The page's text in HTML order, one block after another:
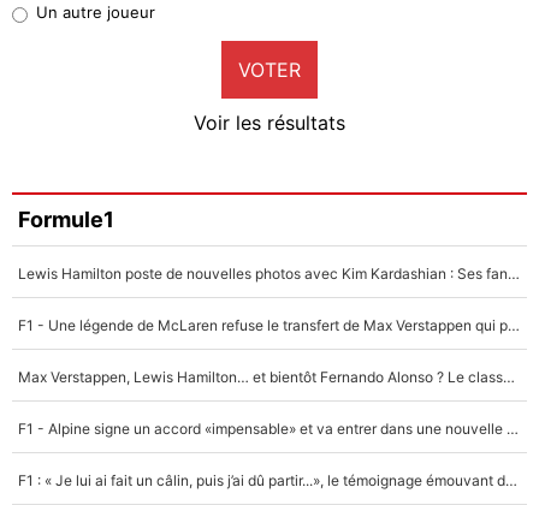
9%
Faris Moumbagna
4%
Un autre joueur
5%
Un autre joueur
VOTER
Voir les résultats
Formule1
Lewis Hamilton poste de nouvelles photos avec Kim Kardashian : Ses fans le voient déjà redevenir champion du monde de F1 grâce à elle !
F1 - Une légende de McLaren refuse le transfert de Max Verstappen qui pourrait «faire des vagues» et plomber l'ambiance dans l'équipe
Max Verstappen, Lewis Hamilton… et bientôt Fernando Alonso ? Le classement des pilotes les mieux payés en Formule 1 risque de changer !
F1 - Alpine signe un accord «impensable» et va entrer dans une nouvelle dimension : Grande nouvelle pour Pierre Gasly !
F1 : « Je lui ai fait un câlin, puis j’ai dû partir...», le témoignage émouvant de Max Verstappen sur sa fille